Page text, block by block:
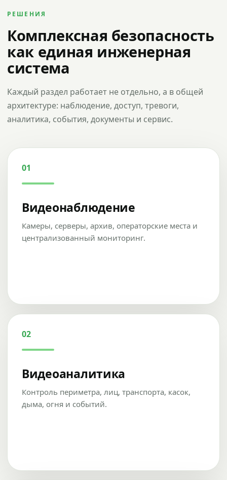
РЕШЕНИЯ
Комплексная безопасность
как единая инженерная
система
Каждый раздел работает не отдельно, а в общей
архитектуре: наблюдение, доступ, тревоги,
аналитика, события, документы и сервис.
01
Видеонаблюдение
Камеры, серверы, архив, операторские места и
централизованный мониторинг.
02
Видеоаналитика
Контроль периметра, лиц, транспорта, касок,
дыма, огня и событий.